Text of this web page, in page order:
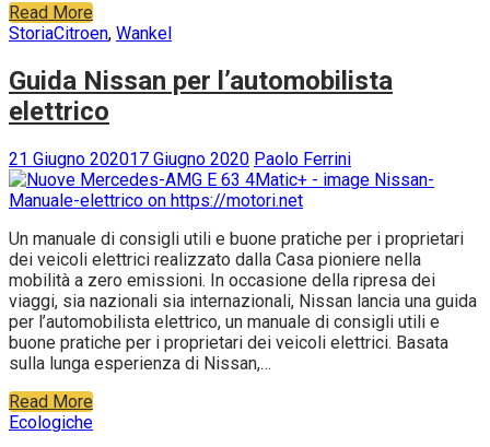
Read More
StoriaCitroen, Wankel
Guida Nissan per l’automobilista
elettrico
21 Giugno 202017 Giugno 2020 Paolo Ferrini
Un manuale di consigli utili e buone pratiche per i proprietari
dei veicoli elettrici realizzato dalla Casa pioniere nella
mobilità a zero emissioni. In occasione della ripresa dei
viaggi, sia nazionali sia internazionali, Nissan lancia una guida
per l’automobilista elettrico, un manuale di consigli utili e
buone pratiche per i proprietari dei veicoli elettrici. Basata
sulla lunga esperienza di Nissan,…
Read More
Ecologiche